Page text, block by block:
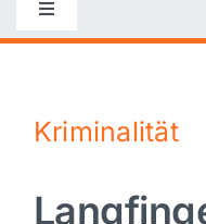
Toggle
Navigation
Nachrichten
Politik
Kriminalität